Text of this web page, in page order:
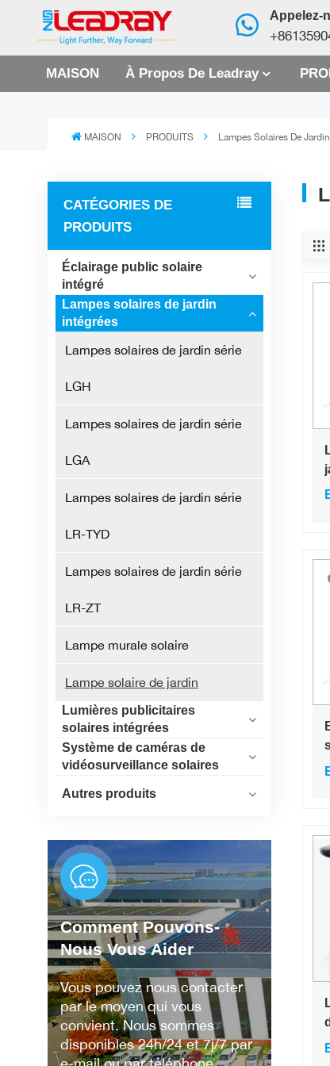
Appelez-
MAISON À Propos De Leadray
MAISON PRODUITS Lampes Solaires De
CATÉGORIES DE
PRODUITS
Éclairage public solaire
intégré
Lampes solaires de jardin
intégrées
Lampes solaires de jardin série
LGH
Lampes solaires de jardin série
LGA
Lampes solaires de jardin série
LR-TYD
Lampes solaires de jardin série
LR-ZT
Lampe murale solaire
Lampe solaire de jardin
Lumières publicitaires
solaires intégrées
Système de caméras de
vidéosurveillance solaires
Autres produits
Comment Pouvons-
Nous Vous Aider
Vous pouvez nous contacter
par le moyen qui vous
convient. Nous sommes
disponibles 24h/24 et 7j/7 par